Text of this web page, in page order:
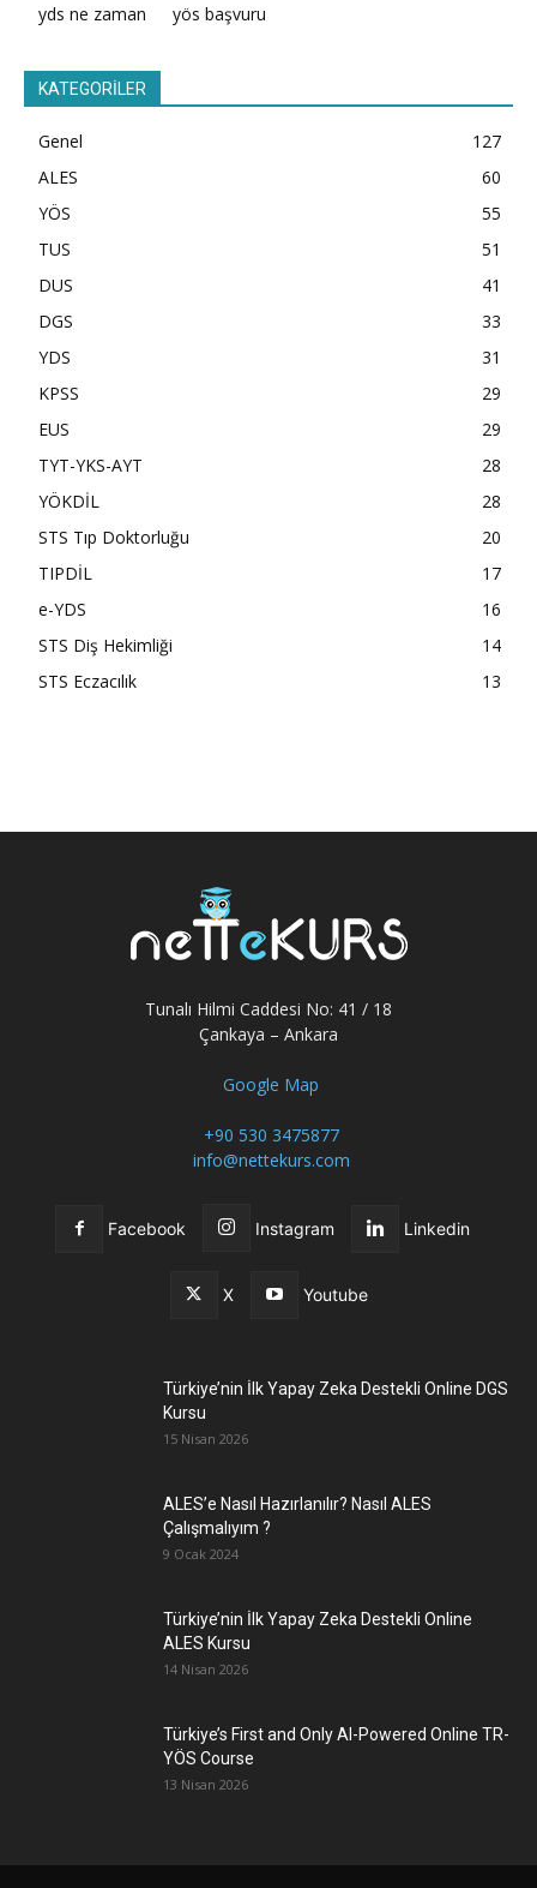
yds ne zaman
yös başvuru
KATEGORİLER
Genel
127
ALES
60
YÖS
55
TUS
51
DUS
41
DGS
33
YDS
31
KPSS
29
EUS
29
TYT-YKS-AYT
28
YÖKDİL
28
STS Tıp Doktorluğu
20
TIPDİL
17
e-YDS
16
STS Diş Hekimliği
14
STS Eczacılık
13
Tunalı Hilmi Caddesi No: 41 / 18
Çankaya – Ankara
Google Map
+90 530 3475877
info@nettekurs.com
Facebook Instagram Linkedin
X Youtube
Türkiye’nin İlk Yapay Zeka Destekli Online DGS
Kursu
15 Nisan 2026
ALES’e Nasıl Hazırlanılır? Nasıl ALES
Çalışmalıyım ?
9 Ocak 2024
Türkiye’nin İlk Yapay Zeka Destekli Online
ALES Kursu
14 Nisan 2026
Türkiye’s First and Only AI-Powered Online TR-
YÖS Course
13 Nisan 2026